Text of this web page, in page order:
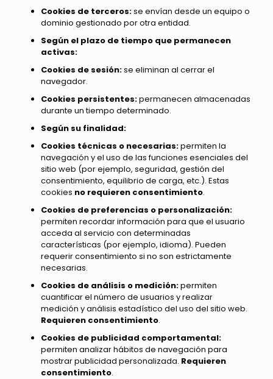
Cookies de terceros:se envían desde un equipo o
dominio gestionado por otra entidad.
Según el plazo de tiempo que permanecen
activas:
Cookies de sesión:se eliminan al cerrar el
navegador.
Cookies persistentes:permanecen almacenadas
durante un tiempo determinado.
Según su finalidad:
Cookies técnicas o necesarias:permiten la
navegación y el uso de las funciones esenciales del
sitio web (por ejemplo, seguridad, gestión del
consentimiento, equilibrio de carga, etc.). Estas
cookies no requieren consentimiento.
Cookies de preferencias o personalización:
permiten recordar información para que el usuario
acceda al servicio con determinadas
características (por ejemplo, idioma). Pueden
requerir consentimiento si no son estrictamente
necesarias.
Cookies de análisis o medición:permiten
cuantificar el número de usuarios y realizar
medición y análisis estadístico del uso del sitio web.
Requieren consentimiento.
Cookies de publicidad comportamental:
permiten analizar hábitos de navegación para
mostrar publicidad personalizada. Requieren
consentimiento.